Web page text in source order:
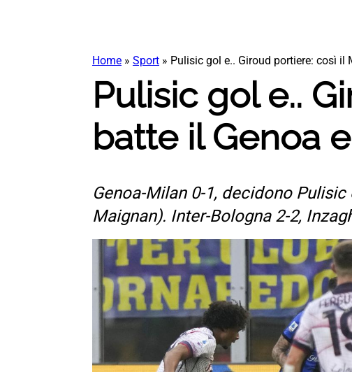
Home » Sport » Pulisic gol e.. Giroud portiere: così il
Pulisic gol e..
batte il Genoa
Genoa-Milan 0-1, decidono
Maignan). Inter-Bologna 2-2,